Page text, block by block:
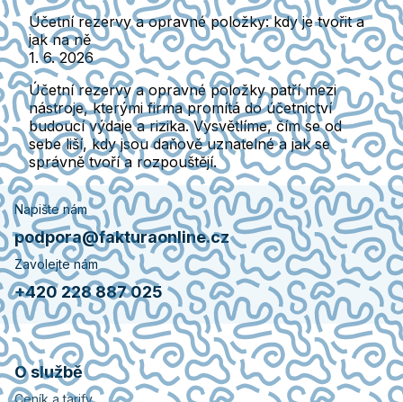
Účetní rezervy a opravné položky: kdy je tvořit a
jak na ně
1. 6. 2026
Účetní rezervy a opravné položky patří mezi
nástroje, kterými firma promítá do účetnictví
budoucí výdaje a rizika. Vysvětlíme, čím se od
sebe liší, kdy jsou daňově uznatelné a jak se
správně tvoří a rozpouštějí.
Napište nám
podpora@fakturaonline.cz
Zavolejte nám
+420 228 887 025
O službě
Ceník a tarify